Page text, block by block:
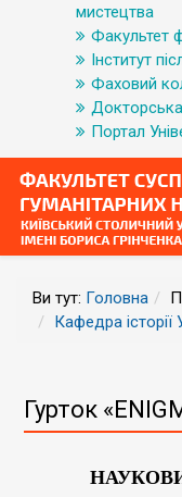
мистецтва
Факультет
Інститут
Фаховий
Портал
Ви тут: Головна
Кафедра історії
Гурток